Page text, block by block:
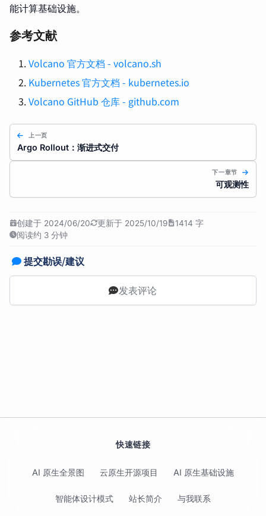
能计算基础设施。
参考文献
Volcano 官方文档 - volcano.sh
Kubernetes 官方文档 - kubernetes.io
Volcano GitHub 仓库 - github.com
上一页
Argo Rollout：渐进式交付
下一章节
可观测性
创建于 2024/06/20 更新于 2025/10/19
1414 字
阅读约 3 分钟
提交勘误/建议
发表评论
快速链接
AI 原生全景图 云原生开源项目 AI 原生基础设施
智能体设计模式 站长简介 与我联系